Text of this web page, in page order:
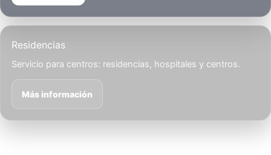
Residencias
Servicio para centros: residencias, hospitales y centros.
Más información